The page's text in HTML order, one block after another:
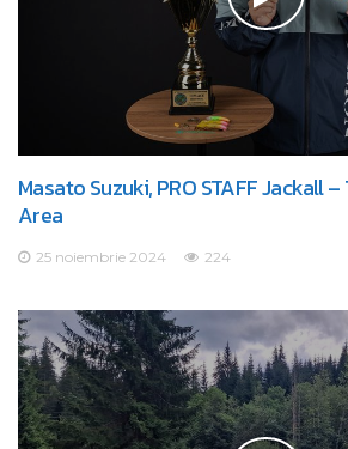
Masato Suzuki, PRO STAFF Jackall
Area
25 noiembrie 2024 224